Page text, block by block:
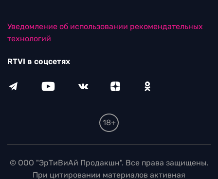
Уведомление об использовании рекомендательных
технологий
RTVI в соцсетях
18+
© ООО "ЭрТиВиАй Продакшн". Все права защищены.
При цитировании материалов активная